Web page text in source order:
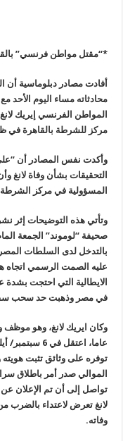
*
“مقتل مواطن فرنسي”
أفادت مصادر دبلوماسية أن
محادثاته مساء اليوم الأحد
مركز للشرطة بالقاهرة
وأكدت نفس المصادر أن
التحقيقات بشأن وفاة لانغ
المسؤولية في مركز الشرطة
وتأتي هذه التوضيحات إثر
صحيفة “لوموند” الجمعة
بالتدخل لدى السلطات
عليه الصمت الرسمي اتجاه
الايطالية التي احتجت
في مصر وذهبت حد سحب
توفره على وثائق تثبت
الموالي صدر أمر باطلاق
تواصل إلى أن تم الإعلان
وفاته.